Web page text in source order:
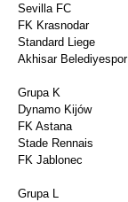
Sevilla FC
FK Krasnodar
Standard Liege
Akhisar Belediyespor
Grupa K
Dynamo Kijów
FK Astana
Stade Rennais
FK Jablonec
Grupa L